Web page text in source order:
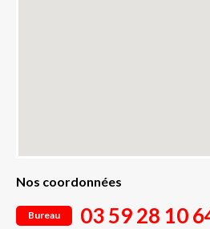
Nos coordonnées
Bureau 03 59 28 10